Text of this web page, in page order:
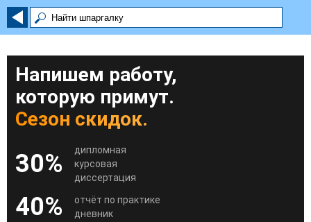
Напишем работу,
которую примут.
Сезон скидок.
30%
дипломная
курсовая
диссертация
40%
отчёт по практике
дневник